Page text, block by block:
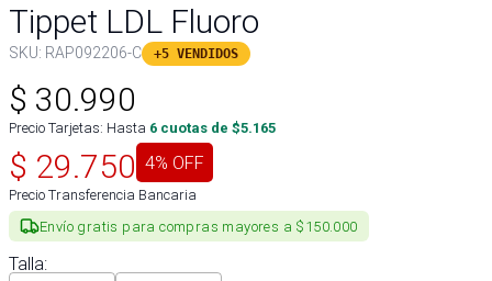
Tippet LDL Fluoro
SKU: RAP092206-C +5 VENDIDOS
$ 30.990
Precio Tarjetas: Hasta 6 cuotas de $5.165
$ 29.750 4% OFF
Precio Transferencia Bancaria
Envío gratis para compras mayores a $150.000
Talla: